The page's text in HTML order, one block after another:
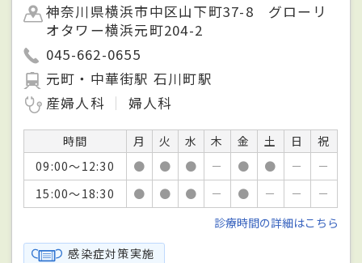
神奈川県横浜市中区山下町37-8 グローリ
オタワー横浜元町204-2
045-662-0655
元町・中華街駅 石川町駅
産婦人科
婦人科
時間 月 火 水 木 金 土 日
祝
09:00～12:30
● ● ● － ● ● －
－
15:00～18:30
● ● ● － ● － －
－
診療時間の詳細はこちら
感染症対策実施